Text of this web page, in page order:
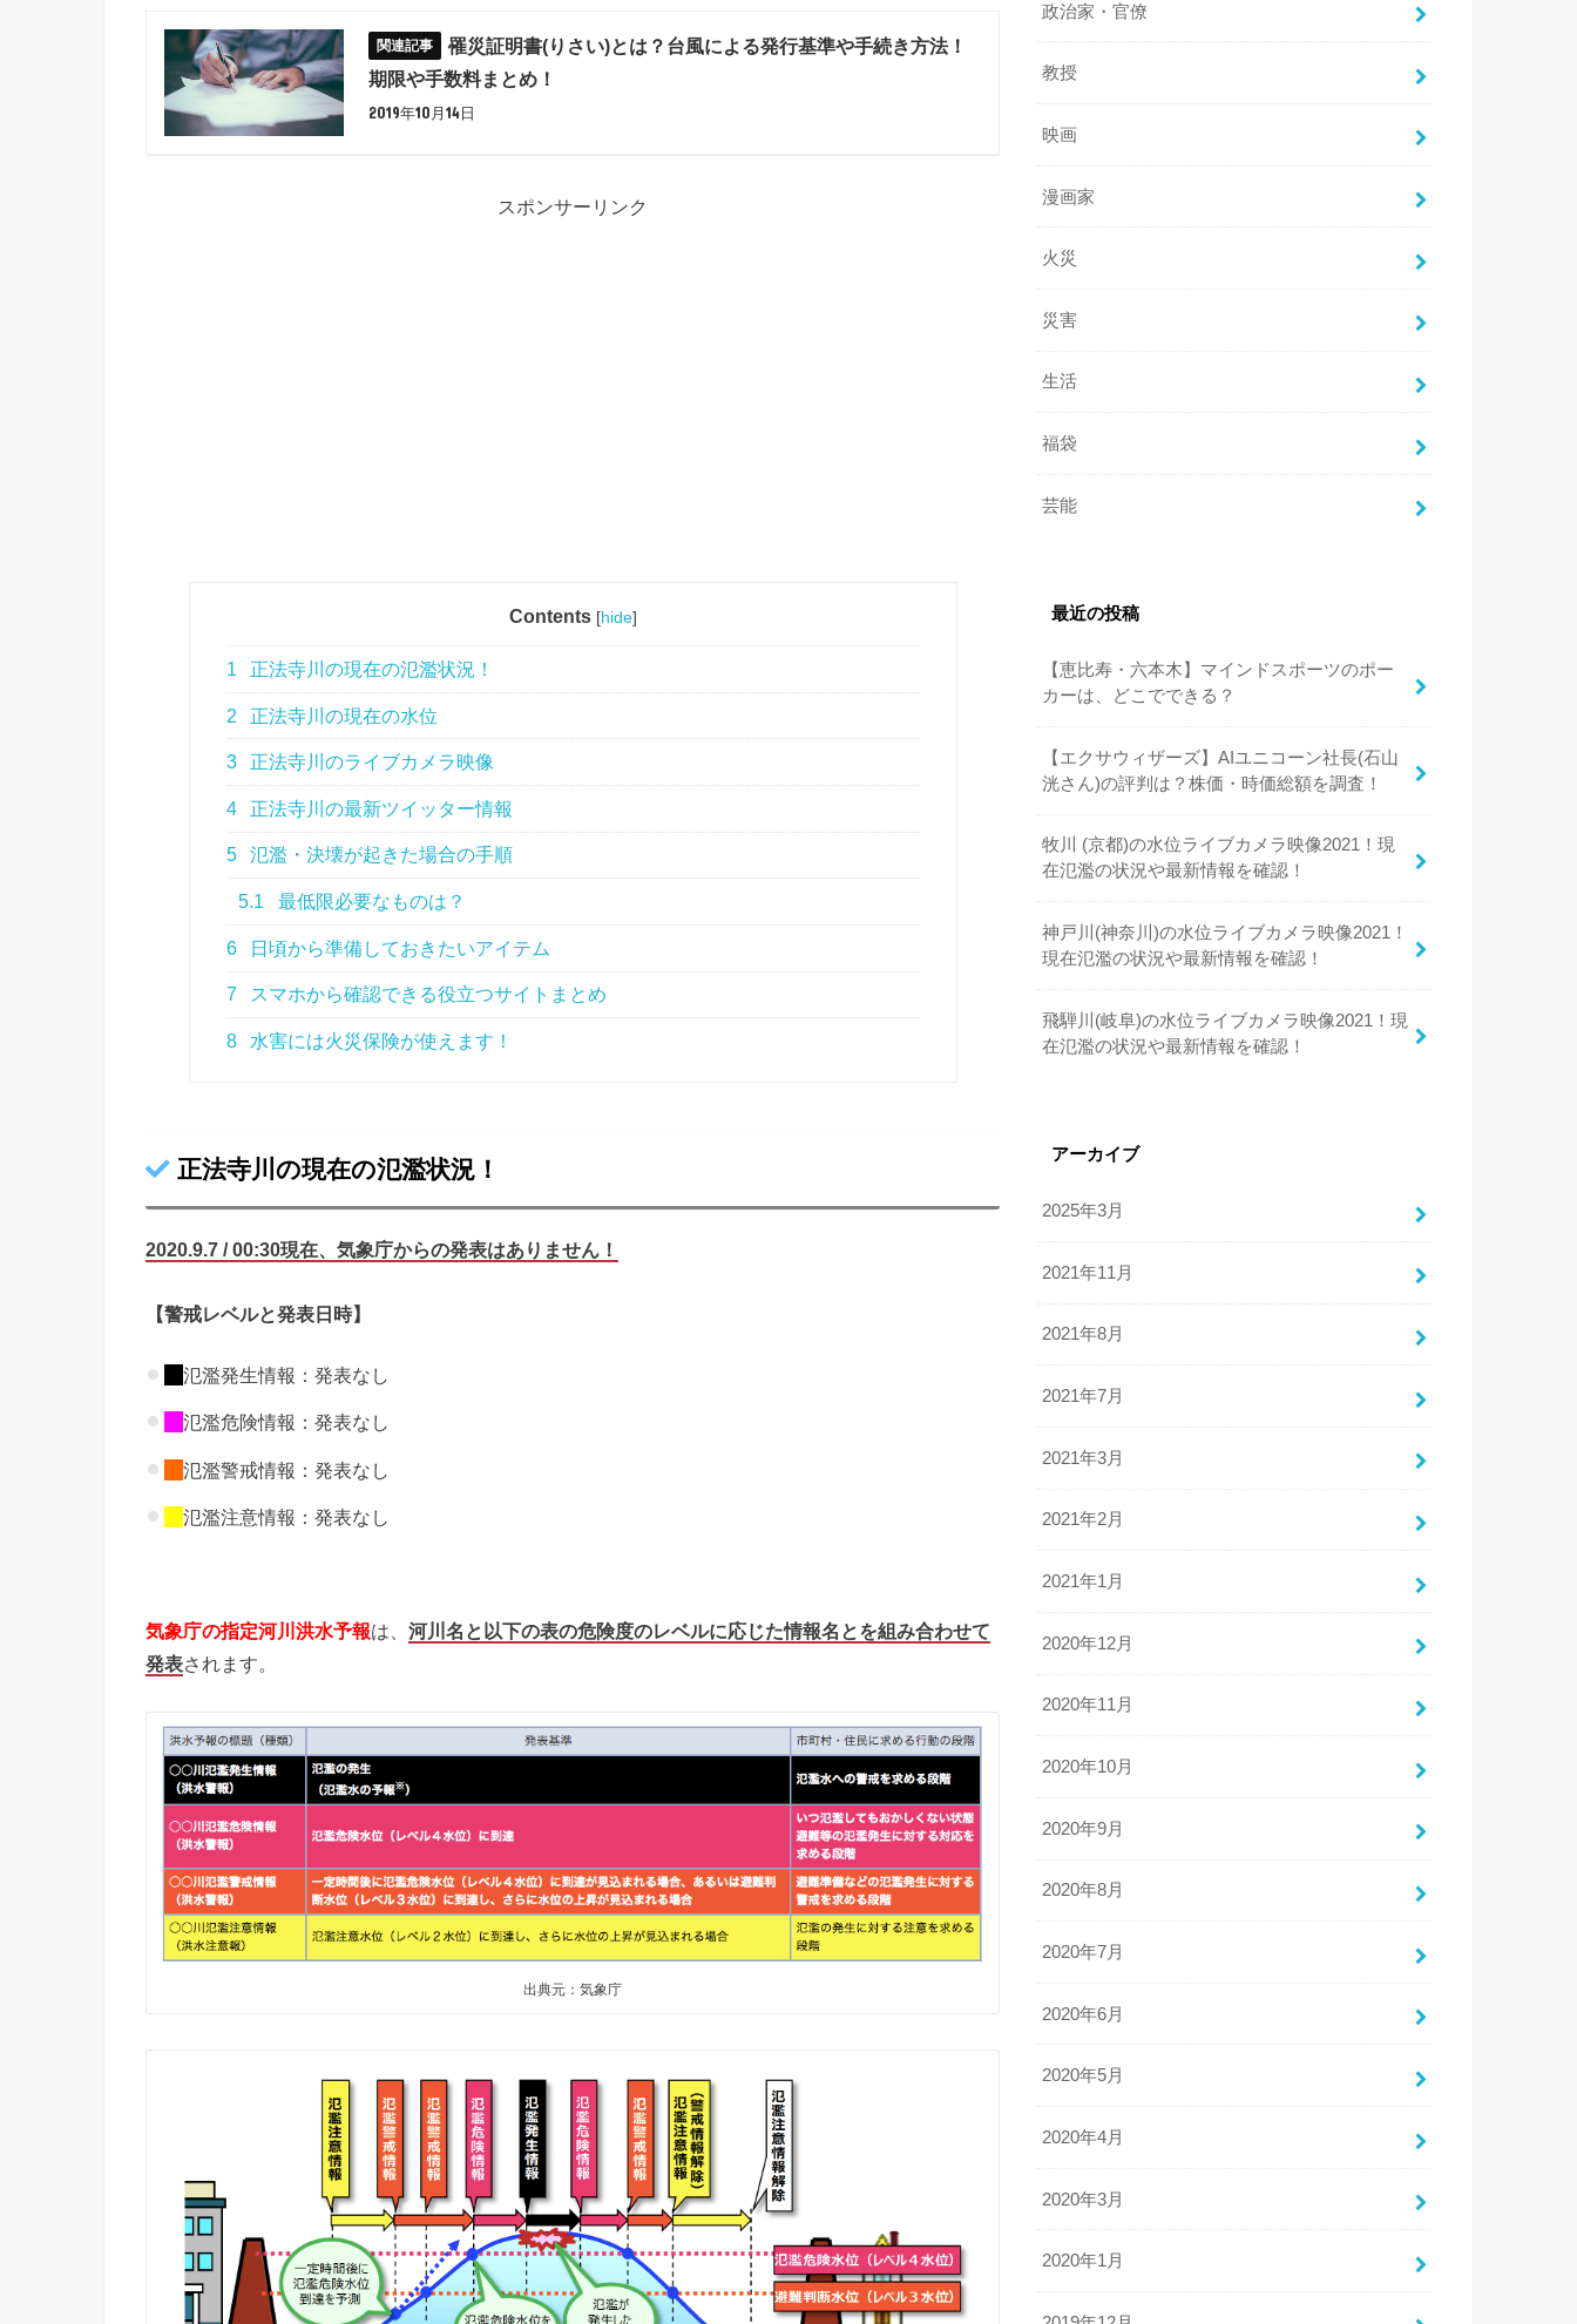
罹災証明書(りさい)とは？台風による発行基準や手続き方法！
期限や手数料まとめ！
2019年10月14日
スポンサーリンク
Contents [hide]
1 正法寺川の現在の氾濫状況！
2 正法寺川の現在の水位
3 正法寺川のライブカメラ映像
4 正法寺川の最新ツイッター情報
5 氾濫・決壊が起きた場合の手順
5.1 最低限必要なものは？
6 日頃から準備しておきたいアイテム
7 スマホから確認できる役立つサイトまとめ
8 水害には火災保険が使えます！
正法寺川の現在の氾濫状況！
2020.9.7 / 00:30現在、気象庁からの発表はありません！
【警戒レベルと発表日時】
氾濫発生情報：発表なし
氾濫危険情報：発表なし
氾濫警戒情報：発表なし
氾濫注意情報：発表なし
気象庁の指定河川洪水予報は、 河川名と以下の表の危険度のレベルに応じた情報名とを組み合わせて
発表されます。
出典元：気象庁
政治家・官僚
教授
映画
漫画家
火災
災害
生活
福袋
芸能
最近の投稿
【恵比寿・六本木】マインドスポーツのポー
カーは、どこでできる？
【エクサウィザーズ】AIユニコーン社長(石山
洸さん)の評判は？株価・時価総額を調査！
牧川 (京都)の水位ライブカメラ映像2021！現
在氾濫の状況や最新情報を確認！
神戸川(神奈川)の水位ライブカメラ映像2021！
現在氾濫の状況や最新情報を確認！
飛騨川(岐阜)の水位ライブカメラ映像2021！現
在氾濫の状況や最新情報を確認！
アーカイブ
2025年3月
2021年11月
2021年8月
2021年7月
2021年3月
2021年2月
2021年1月
2020年12月
2020年11月
2020年10月
2020年9月
2020年8月
2020年7月
2020年6月
2020年5月
2020年4月
2020年3月
2020年1月